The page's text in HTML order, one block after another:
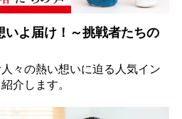
いよ届け！～挑戦者たちの
々の熱い想いに迫る人気イン
介します。